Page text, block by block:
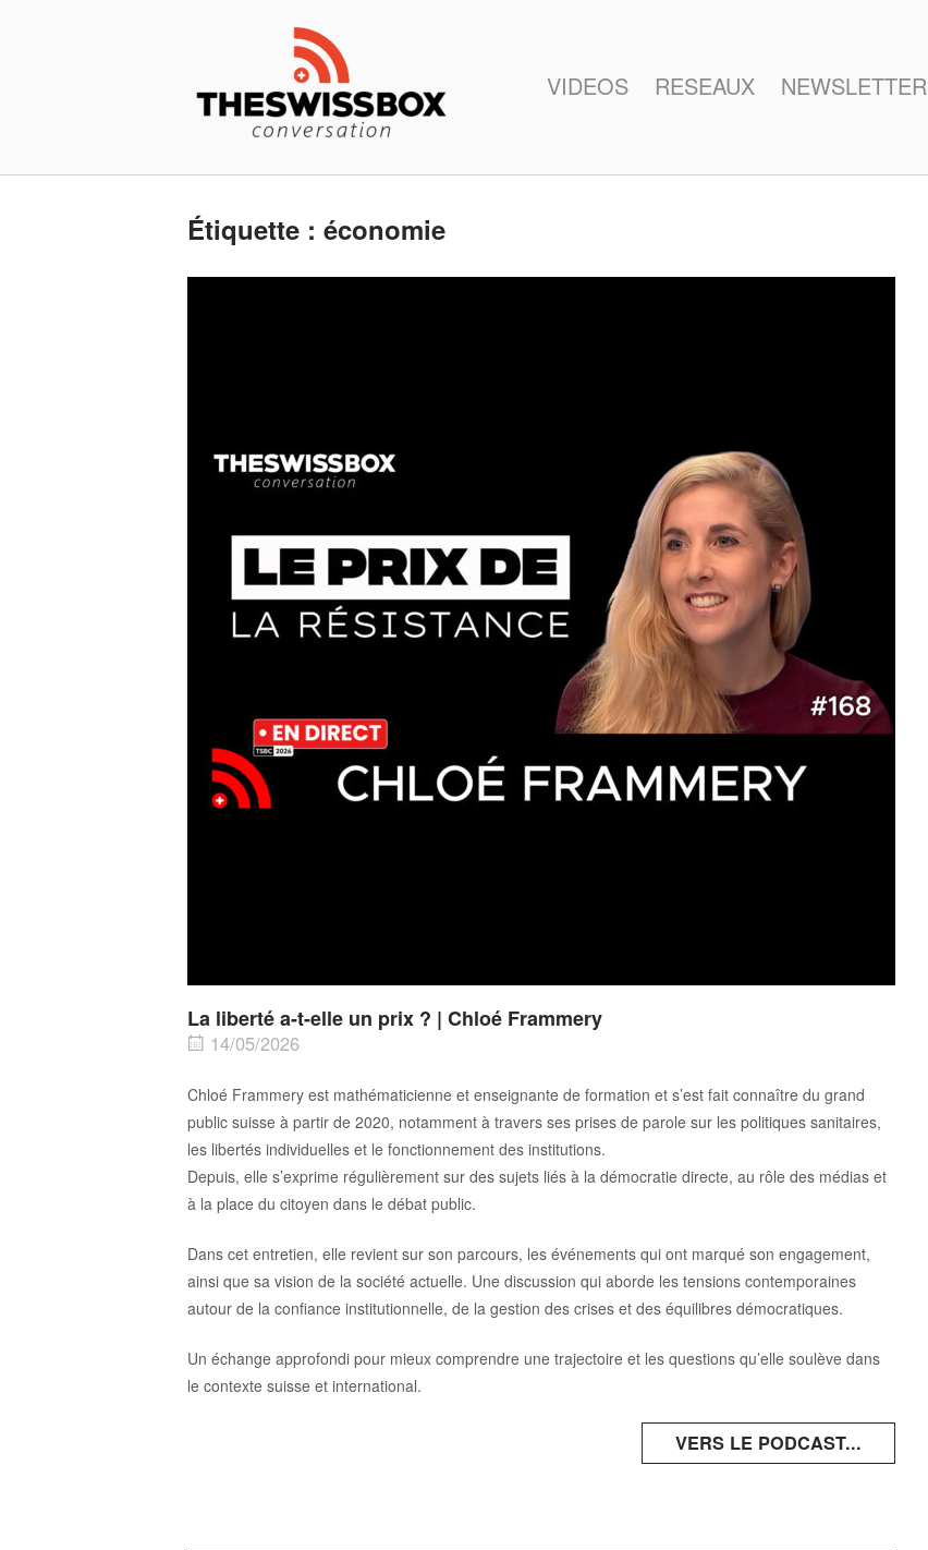
VIDEOS RESEAUX NEWSLETTER
Étiquette : économie
La liberté a-t-elle un prix ? | Chloé Frammery
14/05/2026
Chloé Frammery est mathématicienne et enseignante de formation et s’est fait connaître du grand
public suisse à partir de 2020, notamment à travers ses prises de parole sur les politiques sanitaires,
les libertés individuelles et le fonctionnement des institutions.
Depuis, elle s’exprime régulièrement sur des sujets liés à la démocratie directe, au rôle des médias et
à la place du citoyen dans le débat public.
Dans cet entretien, elle revient sur son parcours, les événements qui ont marqué son engagement,
ainsi que sa vision de la société actuelle. Une discussion qui aborde les tensions contemporaines
autour de la confiance institutionnelle, de la gestion des crises et des équilibres démocratiques.
Un échange approfondi pour mieux comprendre une trajectoire et les questions qu’elle soulève dans
le contexte suisse et international.
VERS LE PODCAST...